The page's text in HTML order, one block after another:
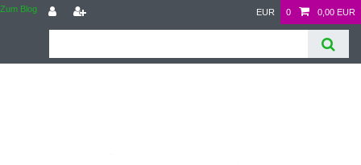
Zum Blog EUR 0 0,00 EUR